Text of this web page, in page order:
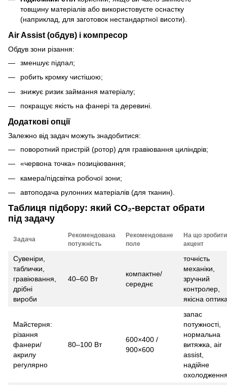
товщину матеріалів або використовуєте оснастку
(наприклад, для заготовок нестандартної висоти).
Air Assist (обдув) і компресор
Обдув зони різання:
зменшує підпал;
робить кромку чистішою;
знижує ризик займання матеріалу;
покращує якість на фанері та деревині.
Додаткові опції
Залежно від задач можуть знадобитися:
поворотний пристрій (ротор) для гравіювання циліндрів;
«червона точка» позиціювання;
камера/підсвітка робочої зони;
автоподача рулонних матеріалів (для тканин).
Таблиця підбору: який CO₂-верстат обрати
під задачу
Задача
Рекомендована
потужність
Рекомендоване
поле
На що зробити
акцент
Сувеніри,
таблички,
гравіювання,
дрібні
вироби
40–60 Вт
компактне/
середнє
точність
механіки,
зручний
контролер,
якісна
Майстерня:
різання
фанери/
акрилу
регулярно
80–100 Вт
600×400 /
900×600
запас
потужності,
нормальна
витяжка, air
assist,
надійне